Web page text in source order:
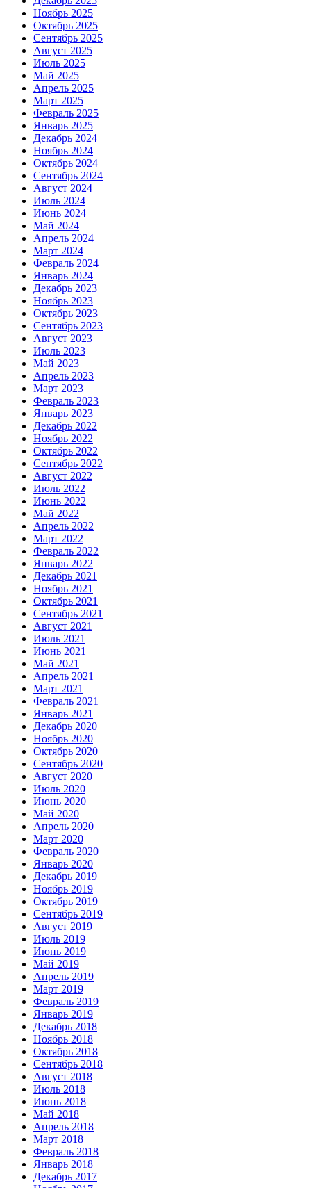
Ноябрь 2025
Октябрь 2025
Сентябрь 2025
Август 2025
Июль 2025
Май 2025
Апрель 2025
Март 2025
Февраль 2025
Январь 2025
Декабрь 2024
Ноябрь 2024
Октябрь 2024
Сентябрь 2024
Август 2024
Июль 2024
Июнь 2024
Май 2024
Апрель 2024
Март 2024
Февраль 2024
Январь 2024
Декабрь 2023
Ноябрь 2023
Октябрь 2023
Сентябрь 2023
Август 2023
Июль 2023
Май 2023
Апрель 2023
Март 2023
Февраль 2023
Январь 2023
Декабрь 2022
Ноябрь 2022
Октябрь 2022
Сентябрь 2022
Август 2022
Июль 2022
Июнь 2022
Май 2022
Апрель 2022
Март 2022
Февраль 2022
Январь 2022
Декабрь 2021
Ноябрь 2021
Октябрь 2021
Сентябрь 2021
Август 2021
Июль 2021
Июнь 2021
Май 2021
Апрель 2021
Март 2021
Февраль 2021
Январь 2021
Декабрь 2020
Ноябрь 2020
Октябрь 2020
Сентябрь 2020
Август 2020
Июль 2020
Июнь 2020
Май 2020
Апрель 2020
Март 2020
Февраль 2020
Январь 2020
Декабрь 2019
Ноябрь 2019
Октябрь 2019
Сентябрь 2019
Август 2019
Июль 2019
Июнь 2019
Май 2019
Апрель 2019
Март 2019
Февраль 2019
Январь 2019
Декабрь 2018
Ноябрь 2018
Октябрь 2018
Сентябрь 2018
Август 2018
Июль 2018
Июнь 2018
Май 2018
Апрель 2018
Март 2018
Февраль 2018
Январь 2018
Декабрь 2017